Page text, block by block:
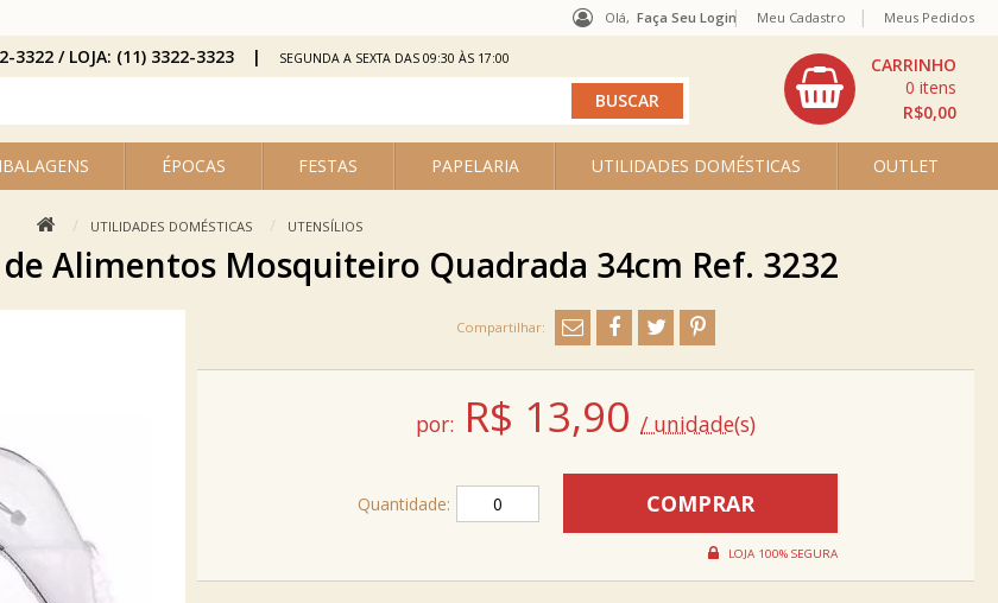
Olá, Faça Seu Login
ÉPOCAS FESTAS PAPELARIA UTILIDADES DOMÉSTICAS OUTLET
R$0,00
0
Meu Cadastro Meus Pedidos
3322 / LOJA: (11) 3322-3323 SEGUNDA A SEXTA DAS 09:30 ÀS 17:00
UTILIDADES DOMÉSTICAS UTENSÍLIOS
Alimentos Mosquiteiro Quadrada 34cm Ref. 3232
por: R$ 13,90 / unidade(s)
Quantidade: